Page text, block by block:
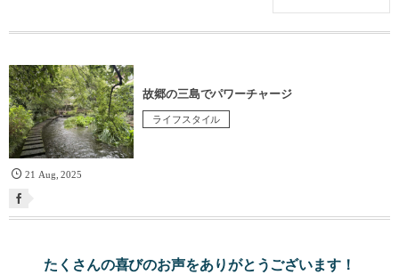
故郷の三島でパワーチャージ
ライフスタイル
21 Aug ,2025
たくさんの喜びのお声をありがとうございます！